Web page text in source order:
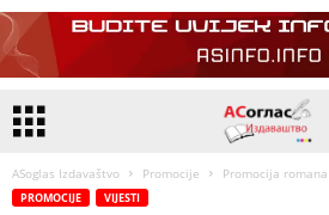
ASoglas Izdavaštvo Promocije Promocija romana
PROMOCIJE VIJESTI